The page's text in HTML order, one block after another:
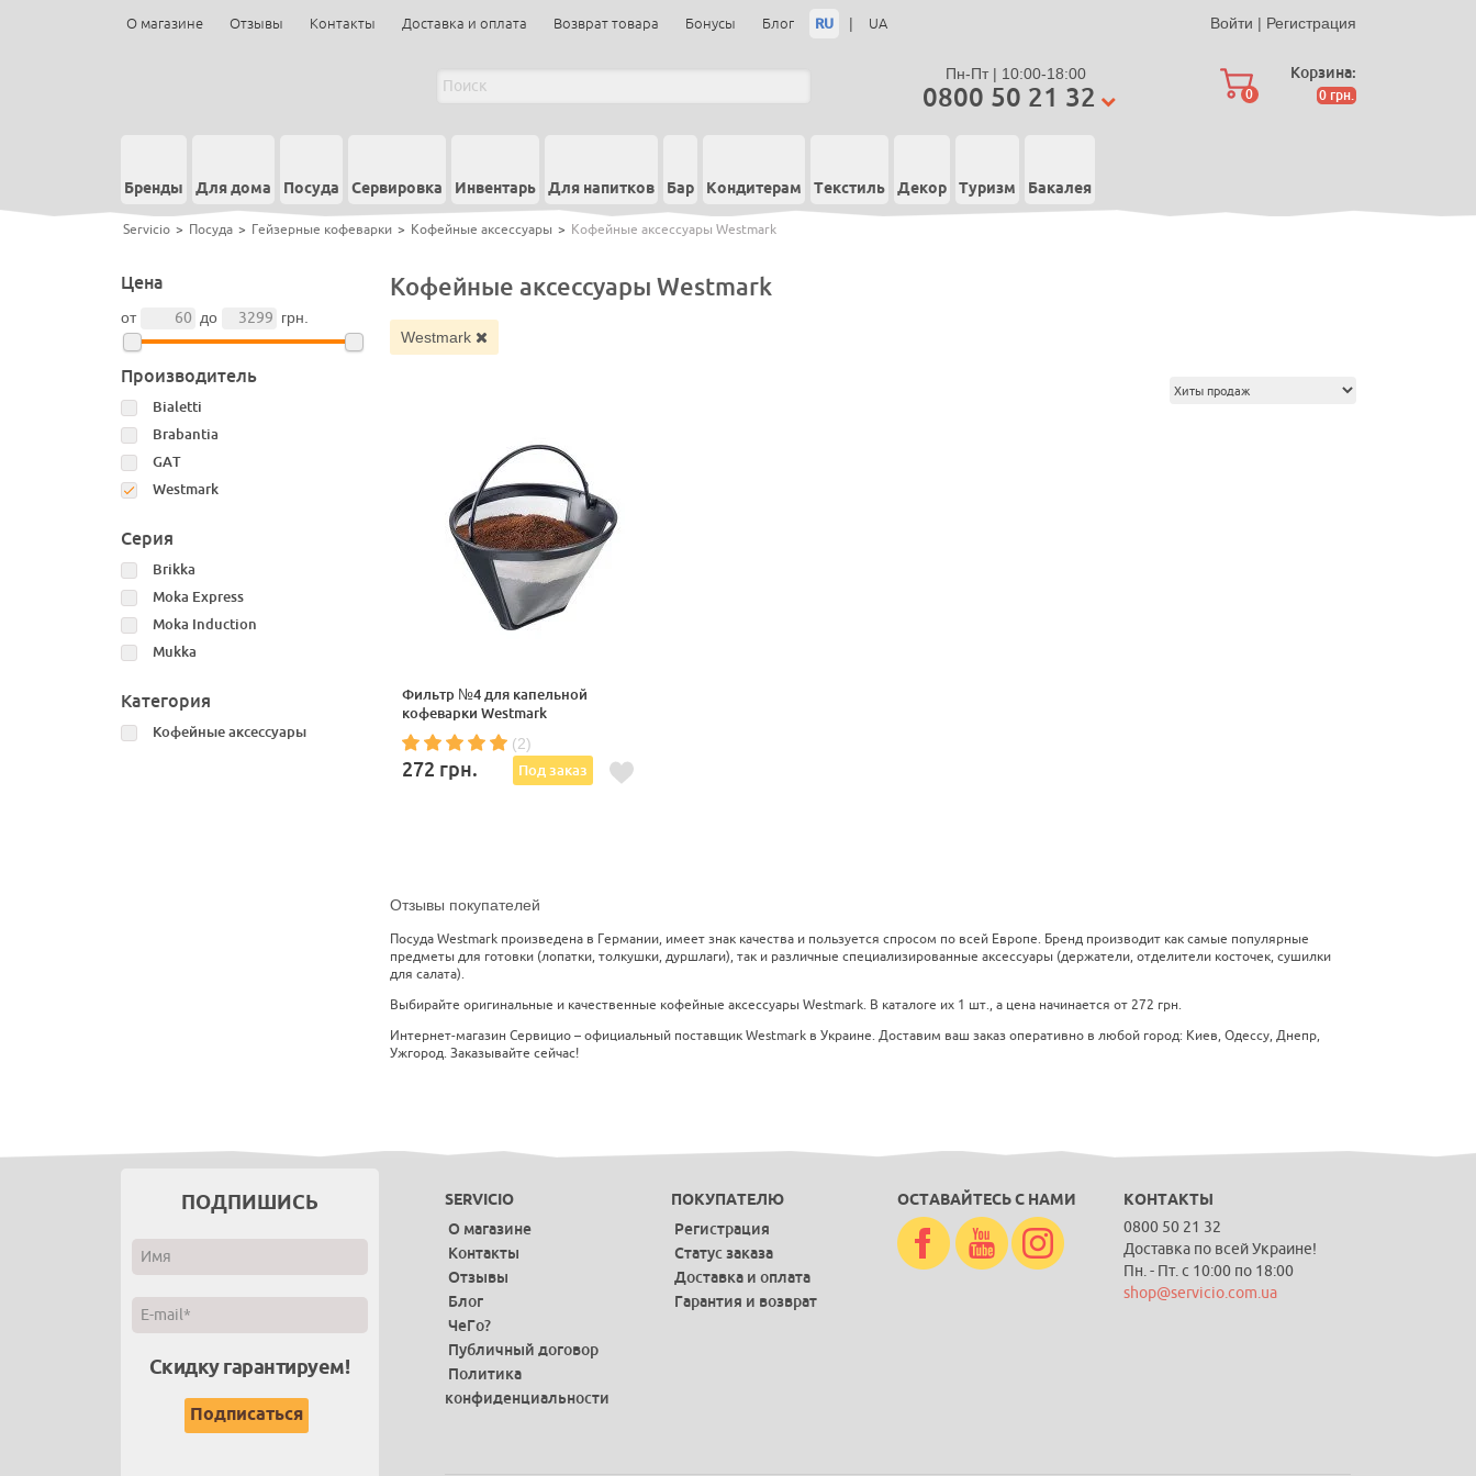
О магазине Отзывы Контакты Доставка и оплата Возврат товара Бонусы Блог RU | UA Войти | Регистрация
Пн-Пт | 10:00-18:00
0800 50 21 32 0
Корзина:
0 грн.
Бренды Для дома Посуда Сервировка Инвентарь Для напитков Бар Кондитерам Текстиль Декор Туризм Бакалея
Servicio > Посуда > Гейзерные кофеварки > Кофейные аксессуары > Кофейные аксессуары Westmark
Цена
от до грн.
Производитель
Bialetti
Brabantia
GAT
Westmark
Серия
Brikka
Moka Express
Moka Induction
Mukka
Категория
Кофейные аксессуары
Кофейные аксессуары Westmark
Westmark
Фильтр №4 для капельной
кофеварки Westmark
(2)
272 грн. Под заказ
Отзывы покупателей
Посуда Westmark произведена в Германии, имеет знак качества и пользуется спросом по всей Европе. Бренд производит как самые популярные
предметы для готовки (лопатки, толкушки, дуршлаги), так и различные специализированные аксессуары (держатели, отделители косточек, сушилки
для салата).
Выбирайте оригинальные и качественные кофейные аксессуары Westmark. В каталоге их 1 шт., а цена начинается от 272 грн.
Интернет-магазин Сервицио – официальный поставщик Westmark в Украине. Доставим ваш заказ оперативно в любой город: Киев, Одессу, Днепр,
Ужгород. Заказывайте сейчас!
ПОДПИШИСЬ
Скидку гарантируем!
SERVICIO
О магазине
Контакты
Отзывы
Блог
ЧеГо?
Публичный договор
Политика
конфиденциальности
ПОКУПАТЕЛЮ
Регистрация
Статус заказа
Доставка и оплата
Гарантия и возврат
ОСТАВАЙТЕСЬ С НАМИ КОНТАКТЫ
0800 50 21 32
Доставка по всей Украине!
Пн. - Пт. с 10:00 по 18:00
shop@servicio.com.ua